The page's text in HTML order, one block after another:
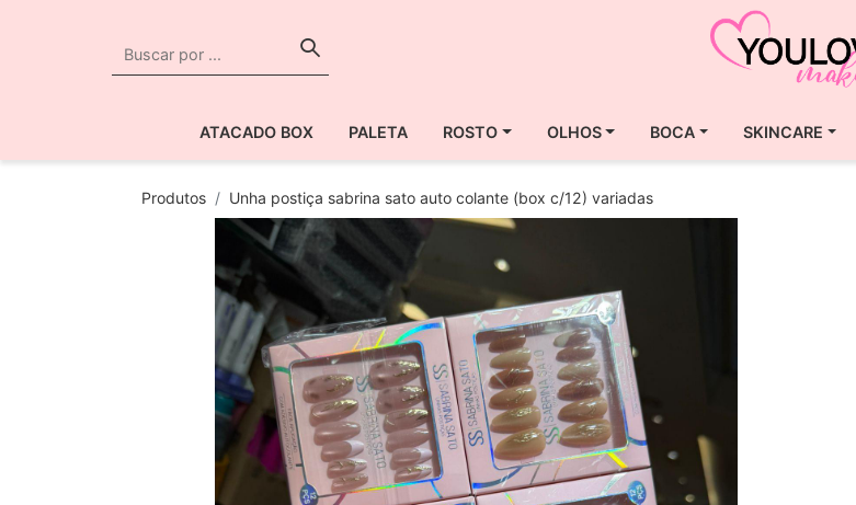
ATACADO BOX PALETA ROSTO OLHOS BOCA SKINCARE
Produtos Unha postiça sabrina sato auto colante (box c/12) variadas